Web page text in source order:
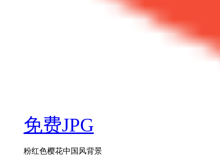
免费JPG
粉红色樱花中国风背景